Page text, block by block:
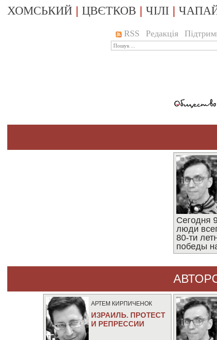
ХОМСЬКИЙ | ЦВЄТКОВ | ЧІЛІ |
RSS Редакція
Сегодня
люди
80-ти
победы
АРТЕМ КИРПИЧЕНОК
ИЗРАИЛЬ. ПРОТЕСТ
И РЕПРЕССИИ